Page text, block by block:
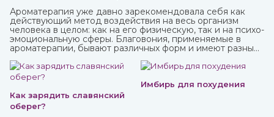
Ароматерапия уже давно зарекомендовала себя как
действующий метод воздействия на весь организм
человека в целом: как на его физическую, так и на психо-
эмоциональную сферы. Благовония, применяемые в
ароматерапии, бывают различных форм и имеют разные
благовония палочки за свою простоту использования и
высокое качество при весьма приемлемой стоимости.
Как зарядить славянский
оберег?
Имбирь для похудения